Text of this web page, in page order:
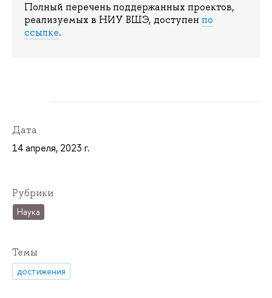
Полный перечень поддержанных проектов,
реализуемых в НИУ ВШЭ, доступен по
ссылке.
Дата
14 апреля, 2023 г.
Рубрики
Наука
Темы
достижения